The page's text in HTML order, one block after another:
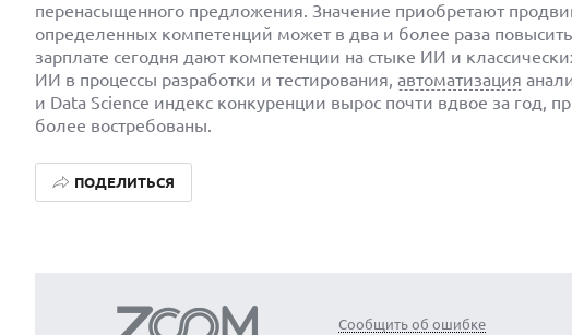
перенасыщенного предложения. Значение приобретают
определенных компетенций может в два и более раза
зарплате сегодня дают компетенции на стыке ИИ и
ИИ в процессы разработки и тестирования, автоматизация
и Data Science индекс конкуренции вырос почти вдвое за год,
более востребованы.
ПОДЕЛИТЬСЯ
Сообщить об ошибке